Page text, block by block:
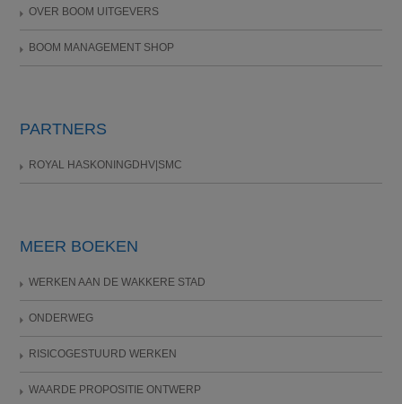
OVER BOOM UITGEVERS
BOOM MANAGEMENT SHOP
PARTNERS
ROYAL HASKONINGDHV|SMC
MEER BOEKEN
WERKEN AAN DE WAKKERE STAD
ONDERWEG
RISICOGESTUURD WERKEN
WAARDE PROPOSITIE ONTWERP